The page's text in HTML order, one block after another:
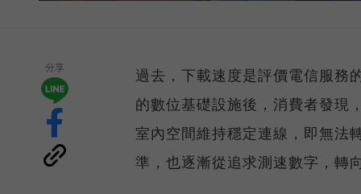
分享
過去，下載速度是評價電信服務
的數位基礎設施後，消費者發現
室內空間維持穩定連線，即無法
準，也逐漸從追求測速數字，轉